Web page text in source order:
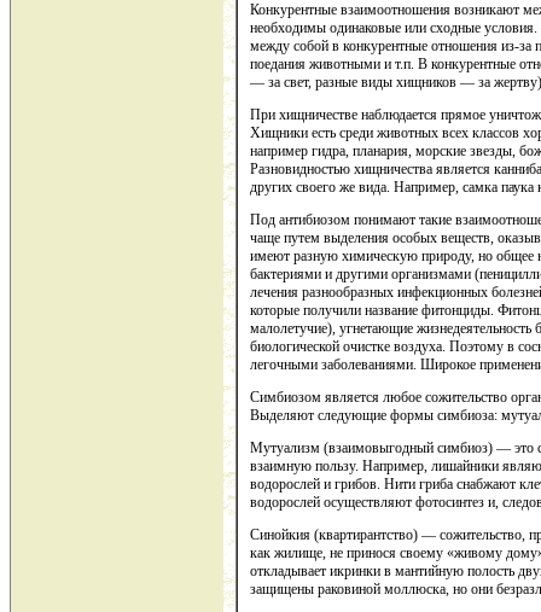
Конкурентные взаимоотношения возникают
необходимы одинаковые или сходные
между собой в конкурентные отношения из-за
поедания животными и т.п. В конкурентные
— за свет, разные виды хищников — за
При хищничестве наблюдается прямое
Хищники есть среди животных всех классов
например гидра, планария, морские звезды,
Разновидностью хищничества является
других своего же вида. Например, самка паука
Под антибиозом понимают такие
чаще путем выделения особых веществ,
имеют разную химическую природу, но общее
бактериями и другими организмами
лечения разнообразных инфекционных
которые получили название фитонциды.
малолетучие), угнетающие
биологической очистке воздуха. Поэтому в
легочными заболеваниями. Широкое
Симбиозом является любое сожительство
Выделяют следующие формы симбиоза:
Мутуализм (взаимовыгодный симбиоз) — это
взаимную пользу. Например, лишайники
водорослей и грибов. Нити гриба снабжают
водорослей осуществляют фотосинтез и,
Синойкия (квартирантство) — сожительство,
как жилище, не принося своему «живому
откладывает икринки в мантийную полость
защищены раковиной моллюска, но они